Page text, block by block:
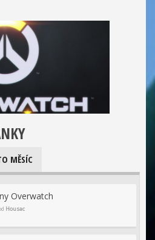
MĚSÍC
Overwatch
Housac